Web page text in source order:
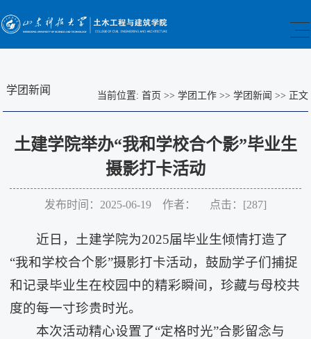
学团新闻 当前位置: 首页 >> 学团工作>> 学团新闻 >> 正文
土建学院举办“我和学校合个影”毕业生
摄影打卡活动
发布时间：2025-06-19 作者： 点击：[287]
近日，土建学院为2025届毕业生倾情打造了
“我和学校合个影”摄影打卡活动，鼓励学子们捕捉
和记录毕业生在校园中的精彩瞬间，珍藏与母校共
度的每一寸珍贵时光。
本次活动精心设置了“定格时光”合影留念与